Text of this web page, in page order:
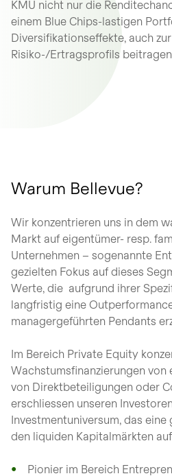
KMU nicht nur die
einem Blue Chips-lastigen
Diversifikationseffekte, auch
Risiko-/Ertragsprofils
Warum Bellevue?
Wir konzentrieren uns in dem
Markt auf eigentümer- resp.
Unternehmen – sogenannte
gezielten Fokus auf dieses
Werte, die aufgrund ihrer
langfristig eine
managergeführten Pendants
Im Bereich Private Equity
Wachstumsfinanzierungen von
von Direktbeteiligungen oder
erschliessen unseren
Investmentuniversum, das eine
den liquiden Kapitalmärkten
Pionier im Bereich